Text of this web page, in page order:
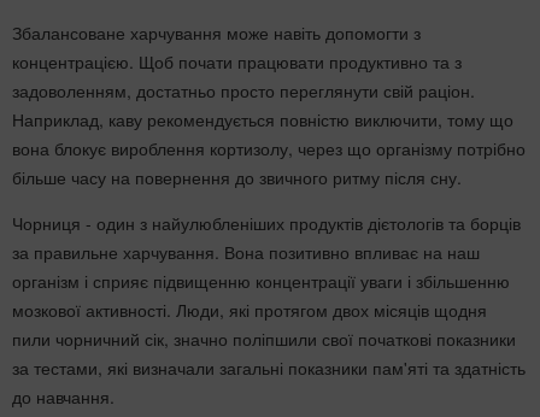
Збалансоване харчування може навіть допомогти з
концентрацією. Щоб почати працювати продуктивно та з
задоволенням, достатньо просто переглянути свій раціон.
Наприклад, каву рекомендується повністю виключити, тому що
вона блокує вироблення кортизолу, через що організму потрібно
більше часу на повернення до звичного ритму після сну.
Чорниця - один з найулюбленіших продуктів дієтологів та борців
за правильне харчування. Вона позитивно впливає на наш
організм і сприяє підвищенню концентрації уваги і збільшенню
мозкової активності. Люди, які протягом двох місяців щодня
пили чорничний сік, значно поліпшили свої початкові показники
за тестами, які визначали загальні показники пам'яті та здатність
до навчання.